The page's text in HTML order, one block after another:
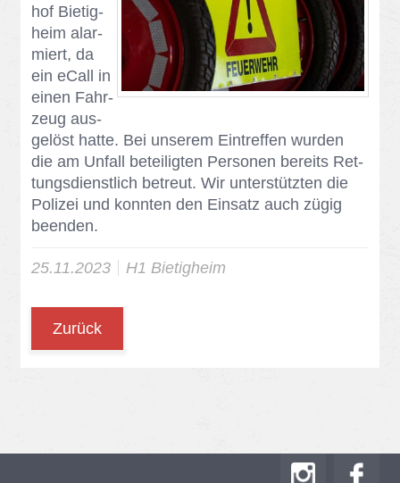
hof Bie­tig­
heim alar­
miert, da
ein eCall in
ei­nen Fahr­
zeug aus­
ge­löst hat­te. Bei un­se­rem Ein­tref­fen wur­den
die am Un­fall be­tei­lig­ten Per­so­nen be­reits Ret­
tungs­dienst­lich be­treut. Wir un­ter­stütz­ten die
Po­li­zei und konn­ten den Ein­satz auch zü­gig
be­en­den.
25.11.2023 H1 Bie­tig­heim
Zurück